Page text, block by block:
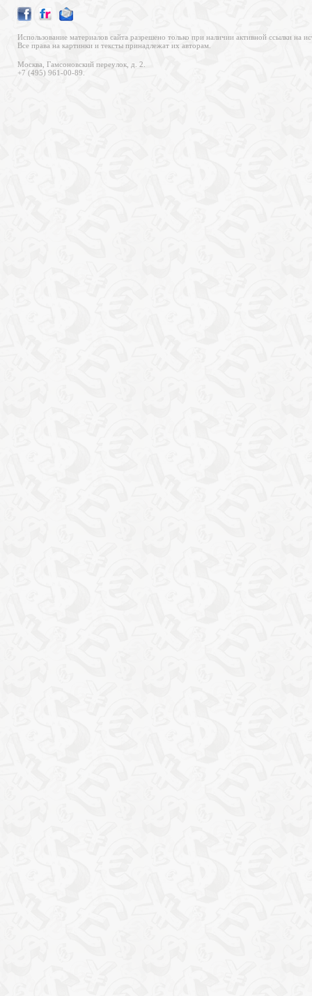
Использование материалов сайта разрешено только при наличии активной ссылки на
Все права на картинки и тексты принадлежат их авторам.
Москва, Гамсоновский переулок, д. 2.
+7 (495) 961-00-89.